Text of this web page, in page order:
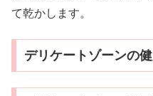
て乾かします。
デリケートゾーンの